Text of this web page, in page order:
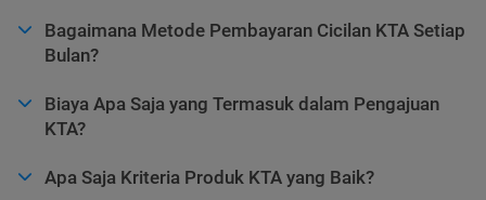
Bagaimana Metode Pembayaran Cicilan KTA Setiap
Bulan?
Biaya Apa Saja yang Termasuk dalam Pengajuan
KTA?
Apa Saja Kriteria Produk KTA yang Baik?